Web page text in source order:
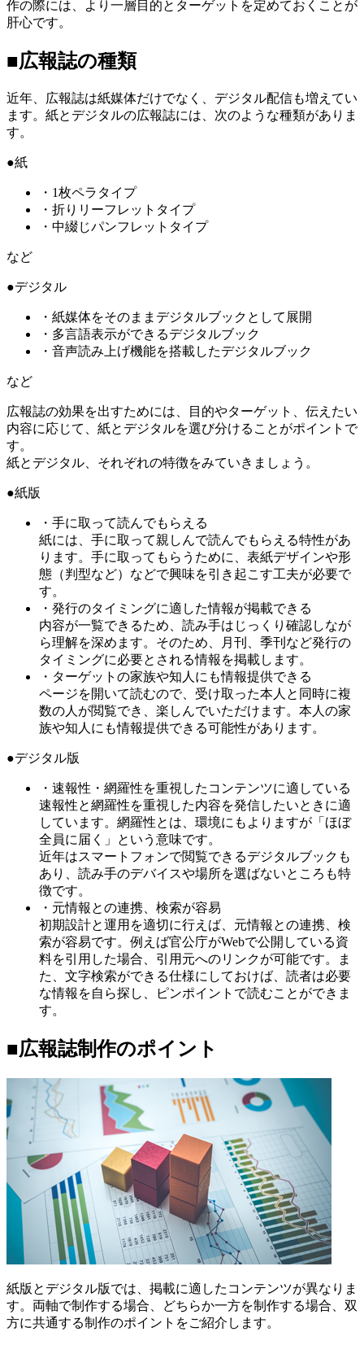
作の際には、より一層目的とターゲットを定めておくことが
肝心です。
■広報誌の種類
近年、広報誌は紙媒体だけでなく、デジタル配信も増えてい
ます。紙とデジタルの広報誌には、次のような種類がありま
す。
●紙
・1枚ペラタイプ
・折りリーフレットタイプ
・中綴じパンフレットタイプ
など
●デジタル
・紙媒体をそのままデジタルブックとして展開
・多言語表示ができるデジタルブック
・音声読み上げ機能を搭載したデジタルブック
など
広報誌の効果を出すためには、目的やターゲット、伝えたい
内容に応じて、紙とデジタルを選び分けることがポイントで
す。
紙とデジタル、それぞれの特徴をみていきましょう。
●紙版
・手に取って読んでもらえる
紙には、手に取って親しんで読んでもらえる特性があ
ります。手に取ってもらうために、表紙デザインや形
態（判型など）などで興味を引き起こす工夫が必要で
す。
・発行のタイミングに適した情報が掲載できる
内容が一覧できるため、読み手はじっくり確認しなが
ら理解を深めます。そのため、月刊、季刊など発行の
タイミングに必要とされる情報を掲載します。
・ターゲットの家族や知人にも情報提供できる
ページを開いて読むので、受け取った本人と同時に複
数の人が閲覧でき、楽しんでいただけます。本人の家
族や知人にも情報提供できる可能性があります。
●デジタル版
・速報性・網羅性を重視したコンテンツに適している
速報性と網羅性を重視した内容を発信したいときに適
しています。網羅性とは、環境にもよりますが「ほぼ
全員に届く」という意味です。
近年はスマートフォンで閲覧できるデジタルブックも
あり、読み手のデバイスや場所を選ばないところも特
徴です。
・元情報との連携、検索が容易
初期設計と運用を適切に行えば、元情報との連携、検
索が容易です。例えば官公庁がWebで公開している資
料を引用した場合、引用元へのリンクが可能です。ま
た、文字検索ができる仕様にしておけば、読者は必要
な情報を自ら探し、ピンポイントで読むことができま
す。
■広報誌制作のポイント
紙版とデジタル版では、掲載に適したコンテンツが異なりま
す。両軸で制作する場合、どちらか一方を制作する場合、双
方に共通する制作のポイントをご紹介します。